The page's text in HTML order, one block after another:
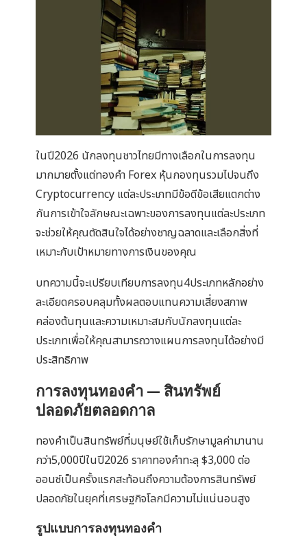
ในปี2026 นักลงทุนชาวไทยมีทางเลือกในการลงทุน
มากมายตั้งแต่ทองคำ Forex หุ้นกองทุนรวมไปจนถึง
Cryptocurrency แต่ละประเภทมีข้อดีข้อเสียแตกต่าง
กันการเข้าใจลักษณะเฉพาะของการลงทุนแต่ละประเภท
จะช่วยให้คุณตัดสินใจได้อย่างชาญฉลาดและเลือกสิ่งที่
เหมาะกับเป้าหมายทางการเงินของคุณ
บทความนี้จะเปรียบเทียบการลงทุน4ประเภทหลักอย่าง
ละเอียดครอบคลุมทั้งผลตอบแทนความเสี่ยงสภาพ
คล่องต้นทุนและความเหมาะสมกับนักลงทุนแต่ละ
ประเภทเพื่อให้คุณสามารถวางแผนการลงทุนได้อย่างมี
ประสิทธิภาพ
การลงทุนทองคำ — สินทรัพย์
ปลอดภัยตลอดกาล
ทองคำเป็นสินทรัพย์ที่มนุษย์ใช้เก็บรักษามูลค่ามานาน
กว่า5,000ปีในปี2026 ราคาทองคำทะลุ $3,000 ต่อ
ออนซ์เป็นครั้งแรกสะท้อนถึงความต้องการสินทรัพย์
ปลอดภัยในยุคที่เศรษฐกิจโลกมีความไม่แน่นอนสูง
รูปแบบการลงทุนทองคำ